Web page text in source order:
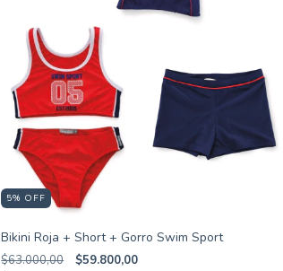
5% OFF
Bikini Roja + Short + Gorro Swim Sport
$63.000,00 $59.800,00